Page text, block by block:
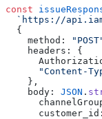
const
`https://
  {
    method:
    headers: {
"Content-
    },
    body:
JSON .